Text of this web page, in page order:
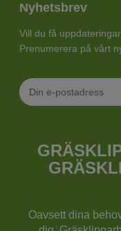
Nyhetsbrev
Vill du få
Prenumerera på vårt
Oavsett dina